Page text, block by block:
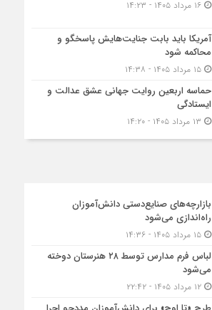
۱۶ مرداد ۱۴۰۵ - ۱۴:۲۳
آمریکا باید بابت جنایت‌هایش پاسخگو و
محاکمه شود
۱۵ مرداد ۱۴۰۵ - ۱۴:۳۸
حماسه اربعین روایت جهانی عشق عدالت و
ایستادگی
بازارچه‌های صنایع‌دستی دانش‌آموزان
راه‌اندازی می‌شود
۱۵ مرداد ۱۴۰۵ - ۱۴:۳۶
لباس فرم مدارس توسط ۲۸ هنرستان‌ دوخته
می‌شود
۱۲ مرداد ۱۴۰۵ - ۲۲:۴۲